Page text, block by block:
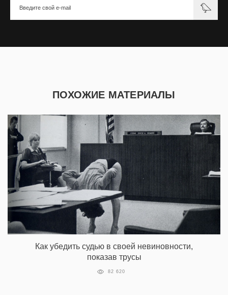
ПОХОЖИЕ МАТЕРИАЛЫ
Как убедить судью в своей невиновности,
показав трусы
82 620